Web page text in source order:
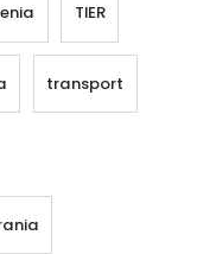
TIER
transport